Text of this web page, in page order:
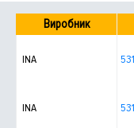
Виробник
INA
INA